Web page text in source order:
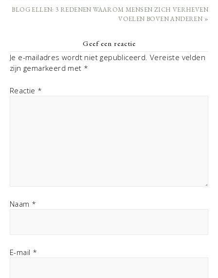
BLOG ELLEN: 3 REDENEN WAAROM MENSEN ZICH VERHEVEN
VOELEN BOVEN ANDEREN »
Geef een reactie
Je e-mailadres wordt niet gepubliceerd. Vereiste velden
zijn gemarkeerd met *
Reactie *
Naam *
E-mail *